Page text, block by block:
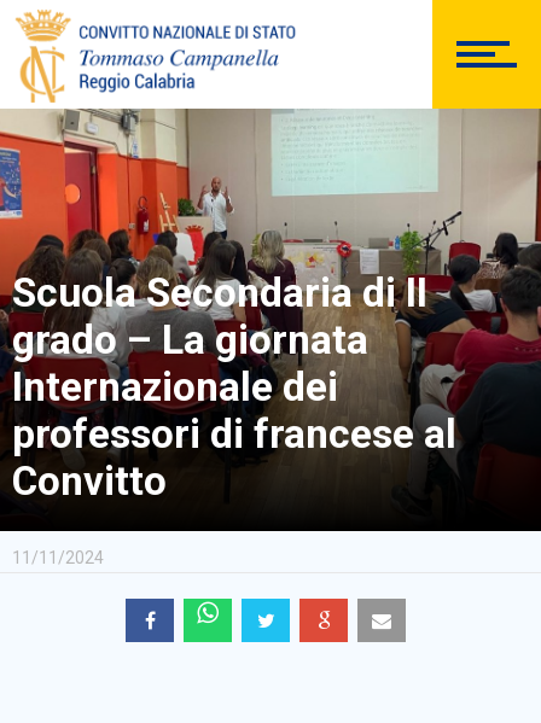
DOCUMENTAZIONE
PERSONALE
Comunicazioni Esterne
BACHECA SINDACALE
Scuola Secondaria di II
grado – La giornata
Internazionale dei
professori di francese al
Convitto
11/11/2024